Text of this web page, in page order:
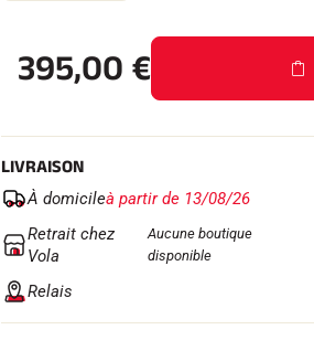
395,00€
LIVRAISON
À domicileà partir de 13/08/26
Retrait chez
Vola
Aucune boutique
disponible
Relais